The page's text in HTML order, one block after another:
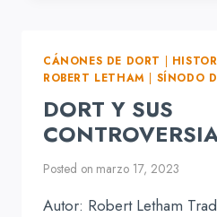
SALMODIA
EXCLUSIVA?
CÁNONES DE DORT
ROBERT LETHAM
SÍNODO
DORT Y SUS
Posted on marzo 17, 2023
Autor: Robert Letham